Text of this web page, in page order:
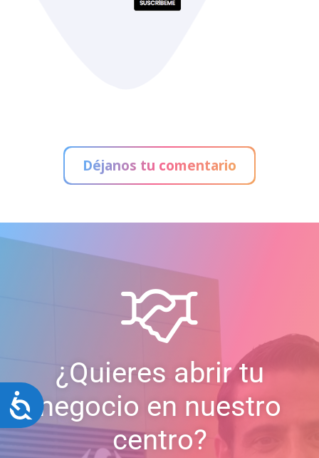
Accesibilidad
Déjanos tu comentario
¿Quieres abrir tu
negocio en nuestro
centro?